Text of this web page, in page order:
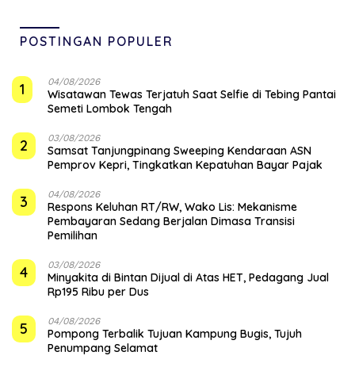
POSTINGAN POPULER
1 04/08/2026
Wisatawan Tewas Terjatuh Saat Selfie di Tebing Pantai
Semeti Lombok Tengah
2 03/08/2026
Samsat Tanjungpinang Sweeping Kendaraan ASN
Pemprov Kepri, Tingkatkan Kepatuhan Bayar Pajak
3 04/08/2026
‎Respons Keluhan RT/RW, Wako Lis: Mekanisme
Pembayaran Sedang Berjalan Dimasa Transisi
Pemilihan
4 03/08/2026
Minyakita di Bintan Dijual di Atas HET, Pedagang Jual
Rp195 Ribu per Dus
5 04/08/2026
Pompong Terbalik Tujuan Kampung Bugis, Tujuh
Penumpang Selamat